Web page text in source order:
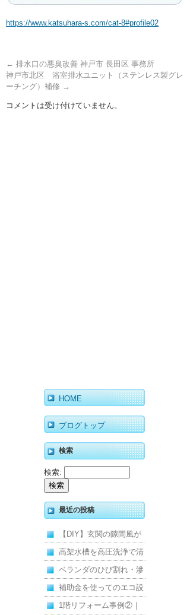
https://www.katsuhara-s.com/cat-8#profile02
← 排水口の悪臭改善 神戸市 長田区 事務所
神戸市北区 浴室排水ユニット（ステンレス製グレ
ーチング）補修 →
コメントは受け付けていません。
HOME
ブログトップ
検索
検索:
最近の投稿
【DIY】玄関の隙間風が
寒くて断熱ドアに交換し
ました
高架水槽を高圧洗浄で清
掃！衛生的な給水環境を
維持｜施工事例
ベランダのひび割れ・滲
みを解消！賃貸マンショ
ン防水工事
補助金を使ってのエコ設
備住宅リフォーム
1階リフォーム事例②｜